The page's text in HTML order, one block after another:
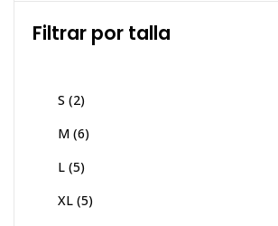
Filtrar por talla
S (2)
M (6)
L (5)
XL (5)